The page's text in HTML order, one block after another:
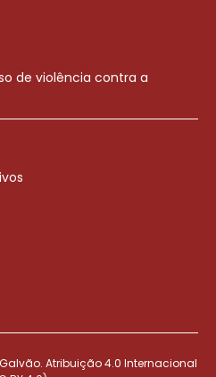
de violência contra a
Atribuição 4.0 Internacional